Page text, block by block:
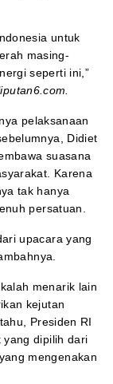
untuk
masing-
seperti ini,”
pelaksanaan
Didiet
suasana
Karena
tak hanya
persatuan.
upacara yang
menarik lain
kejutan
Presiden RI
yang dipilih dari
mengenakan